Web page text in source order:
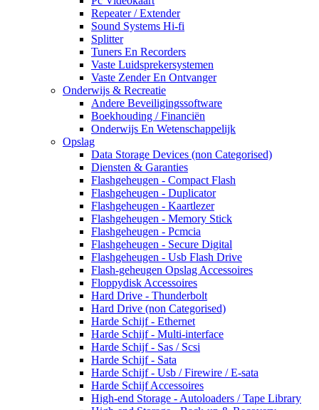
Repeater / Extender
Sound Systems Hi-fi
Splitter
Tuners En Recorders
Vaste Luidsprekersystemen
Vaste Zender En Ontvanger
Onderwijs & Recreatie
Andere Beveiligingssoftware
Boekhouding / Financiën
Onderwijs En Wetenschappelijk
Opslag
Data Storage Devices (non Categorised)
Diensten & Garanties
Flashgeheugen - Compact Flash
Flashgeheugen - Duplicator
Flashgeheugen - Kaartlezer
Flashgeheugen - Memory Stick
Flashgeheugen - Pcmcia
Flashgeheugen - Secure Digital
Flashgeheugen - Usb Flash Drive
Flash-geheugen Opslag Accessoires
Floppydisk Accessoires
Hard Drive - Thunderbolt
Hard Drive (non Categorised)
Harde Schijf - Ethernet
Harde Schijf - Multi-interface
Harde Schijf - Sas / Scsi
Harde Schijf - Sata
Harde Schijf - Usb / Firewire / E-sata
Harde Schijf Accessoires
High-end Storage - Autoloaders / Tape Library